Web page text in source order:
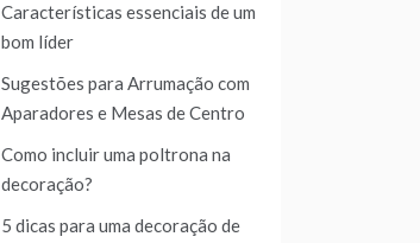
Características essenciais de um
bom líder
Sugestões para Arrumação com
Aparadores e Mesas de Centro
Como incluir uma poltrona na
decoração?
5 dicas para uma decoração de